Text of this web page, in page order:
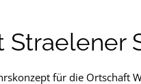
für die Ortschaft